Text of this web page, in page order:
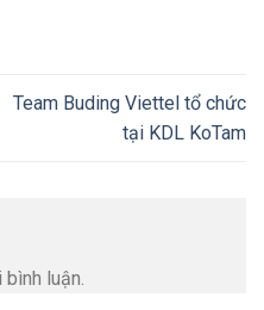
Team Buding Viettel tổ chức
tại KDL KoTam
luận.